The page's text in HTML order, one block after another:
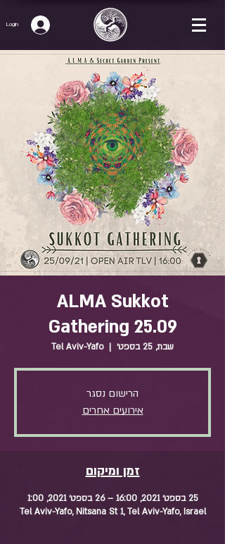
Login
ALMA Sukkot
Gathering 25.09
שבת, 25 בספט׳
  |
Tel Aviv-Yafo
הרישום נסגר
אירועים אחרים
זמן ומיקום
25 בספט׳ 2021, 16:00 – 26 בספט׳ 2021, 1:00
Tel Aviv-Yafo, Nitsana St 1, Tel Aviv-Yafo, Israel